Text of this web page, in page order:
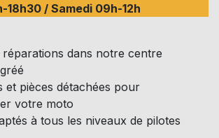
18h30 / Samedi 09h-12h
réparations dans notre centre
et pièces détachées pour
votre moto
à tous les niveaux de pilotes